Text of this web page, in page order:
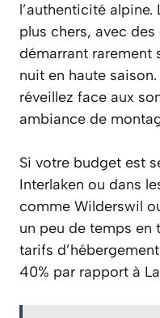
l’authenticité
plus chers, avec
démarrant rarement
nuit en haute
réveillez face aux
ambiance de
Si votre budget est
Interlaken ou dans
comme Wilderswil
un peu de temps en
tarifs
40% par rapport à